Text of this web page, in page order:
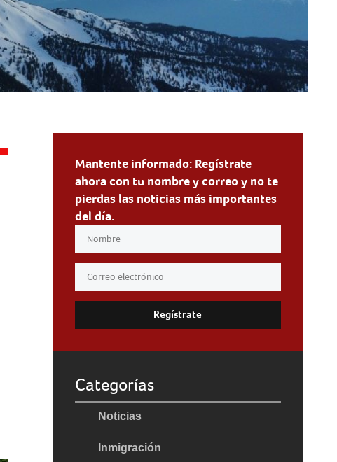
Mantente informado: Regístrate
ahora con tu nombre y correo y no te
pierdas las noticias más importantes
del día.
Regístrate
Categorías
Noticias
Inmigración